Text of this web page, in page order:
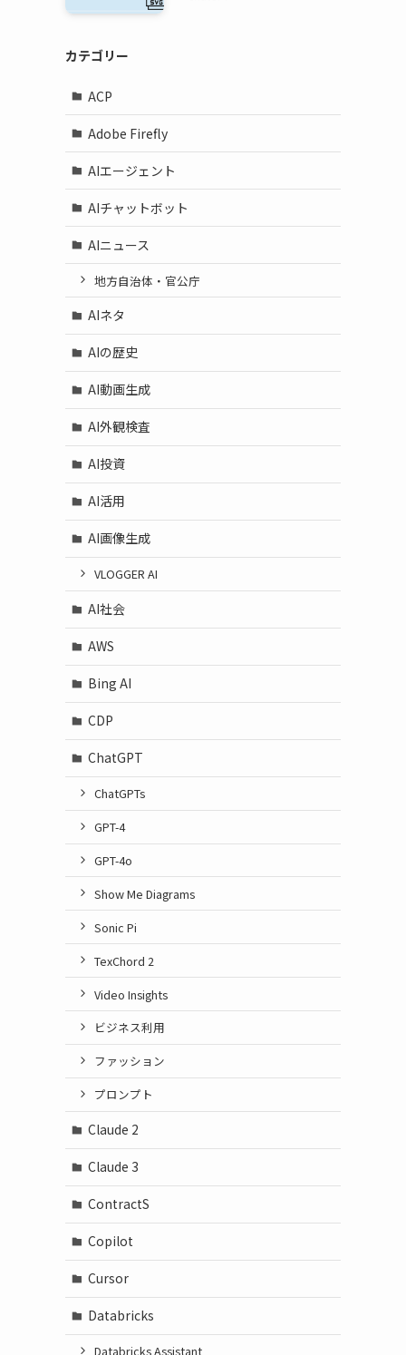
カテゴリー
ACP
Adobe Firefly
AIエージェント
AIチャットボット
AIニュース
地方自治体・官公庁
AIネタ
AIの歴史
AI動画生成
AI外観検査
AI投資
AI活用
AI画像生成
VLOGGER AI
AI社会
AWS
Bing AI
CDP
ChatGPT
ChatGPTs
GPT-4
GPT-4o
Show Me Diagrams
Sonic Pi
TexChord 2
Video Insights
ビジネス利用
ファッション
プロンプト
Claude 2
Claude 3
ContractS
Copilot
Cursor
Databricks
Databricks Assistant